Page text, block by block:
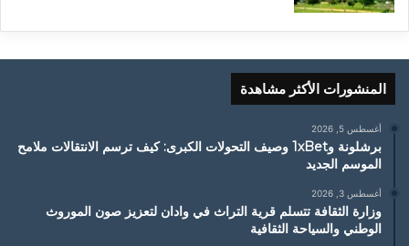
المنشورات الأكثر مشاهدة
أغسطس 5, 2026
برشلونة و1xBet وصيف التحولات الكبرى: كيف ترسم الانتقالات ملامح
الموسم الجديد
أغسطس 3, 2026
وزارة الثقافة تتسلم قرية التراث في وادان لتعزيز صون الموروث
الوطني والسياحة الثقافية